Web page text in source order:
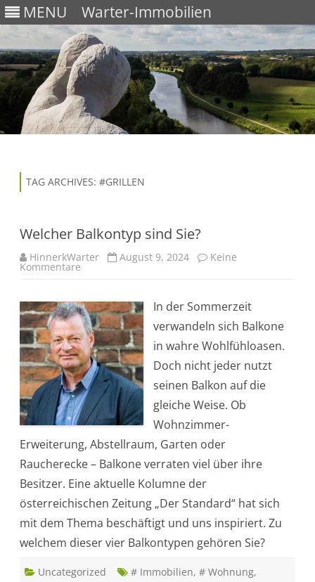
MENU Warter-Immobilien
TAG ARCHIVES: #GRILLEN
Welcher Balkontyp sind Sie?
HinnerkWarter August 9, 2024 Keine
Kommentare
l
c
h
e
r
B
a
l
k
o
n
t
y
s
i
n
S
e
In der Sommerzeit
verwandeln sich Balkone
in wahre Wohlfühloasen.
Doch nicht jeder nutzt
seinen Balkon auf die
gleiche Weise. Ob
Wohnzimmer-
Erweiterung, Abstellraum, Garten oder
Raucherecke – Balkone verraten viel über ihre
Besitzer. Eine aktuelle Kolumne der
österreichischen Zeitung „Der Standard“ hat sich
mit dem Thema beschäftigt und uns inspiriert. Zu
welchem dieser vier Balkontypen gehören Sie?
Uncategorized # Immobilien, # Wohnung,